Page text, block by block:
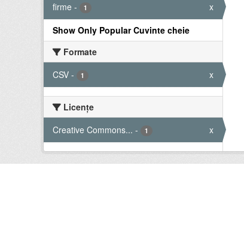
firme - 1
x
Show Only Popular Cuvinte cheie
Formate
CSV - 1 x
Licenţe
Creative Commons... - 1 x